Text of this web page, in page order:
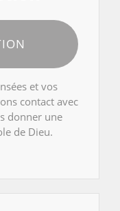
et vos
contact avec
donner une
de Dieu.